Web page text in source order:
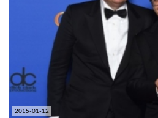
2015-01-12